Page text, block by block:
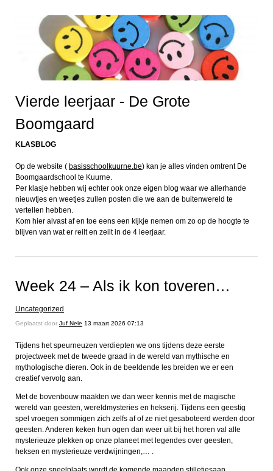
Vierde leerjaar - De Grote
Boomgaard
KLASBLOG
Op de website ( basisschoolkuurne.be) kan je alles vinden omtrent De
Boomgaardschool te Kuurne.
Per klasje hebben wij echter ook onze eigen blog waar we allerhande
nieuwtjes en weetjes zullen posten die we aan de buitenwereld te
vertellen hebben.
Kom hier alvast af en toe eens een kijkje nemen om zo op de hoogte te
blijven van wat er reilt en zeilt in de 4 leerjaar.
Week 24 – Als ik kon toveren…
Uncategorized
Geplaatst door Juf Nele 13 maart 2026 07:13
Tijdens het speurneuzen verdiepten we ons tijdens deze eerste
projectweek met de tweede graad in de wereld van mythische en
mythologische dieren. Ook in de beeldende les breiden we er een
creatief vervolg aan.
Met de bovenbouw maakten we dan weer kennis met de magische
wereld van geesten, wereldmysteries en hekserij. Tijdens een geestig
spel vroegen sommigen zich zelfs af of ze niet gesaboteerd werden door
geesten. Anderen keken hun ogen dan weer uit bij het horen val alle
mysterieuze plekken op onze planeet met legendes over geesten,
heksen en mysterieuze verdwijningen,… .